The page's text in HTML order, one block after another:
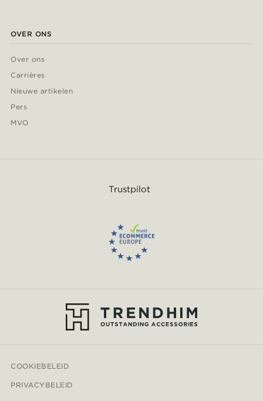
OVER ONS
Over ons
Carrières
Nieuwe artikelen
Pers
MVO
Trustpilot
COOKIEBELEID
PRIVACYBELEID